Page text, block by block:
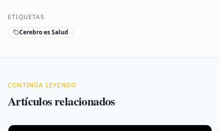
ETIQUETAS
Cerebro es Salud
CONTINÚA LEYENDO
Artículos relacionados